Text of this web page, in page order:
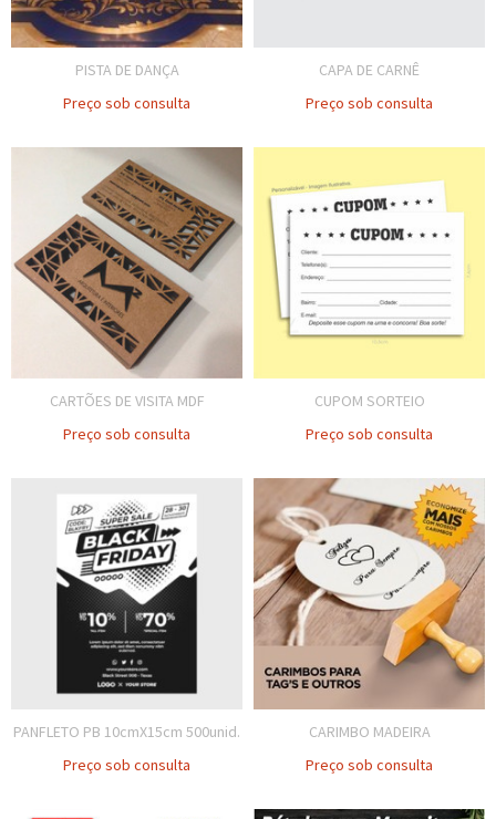
PISTA DE DANÇA
Preço sob consulta
CAPA DE CARNÊ
Preço sob consulta
CARTÕES DE VISITA MDF
Preço sob consulta
CUPOM SORTEIO
Preço sob consulta
PANFLETO PB 10cmX15cm 500unid.
Preço sob consulta
CARIMBO MADEIRA
Preço sob consulta